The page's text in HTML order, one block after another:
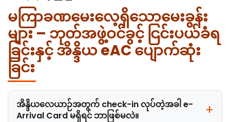
မကြာခဏမေးလေ့ရှိသောမေးခွန်း
များ – ဘုတ်အဖွဲ့ဝင်ခွင့် ငြင်းပယ်ခံရ
ခြင်းနှင့် အိန္ဒိယ eAC ပျောက်ဆုံး
ခြင်း
အိန္ဒိယလေယာဉ်အတွက် check-in လုပ်တဲ့အခါ e-
Arrival Card မရှိရင် ဘာဖြစ်မလဲ။